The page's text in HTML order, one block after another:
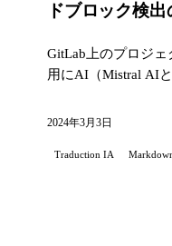
ドブロック検
GitLab上のプロジェ
用にAI（Mistral AI
2024年3月3日
Traduction IA